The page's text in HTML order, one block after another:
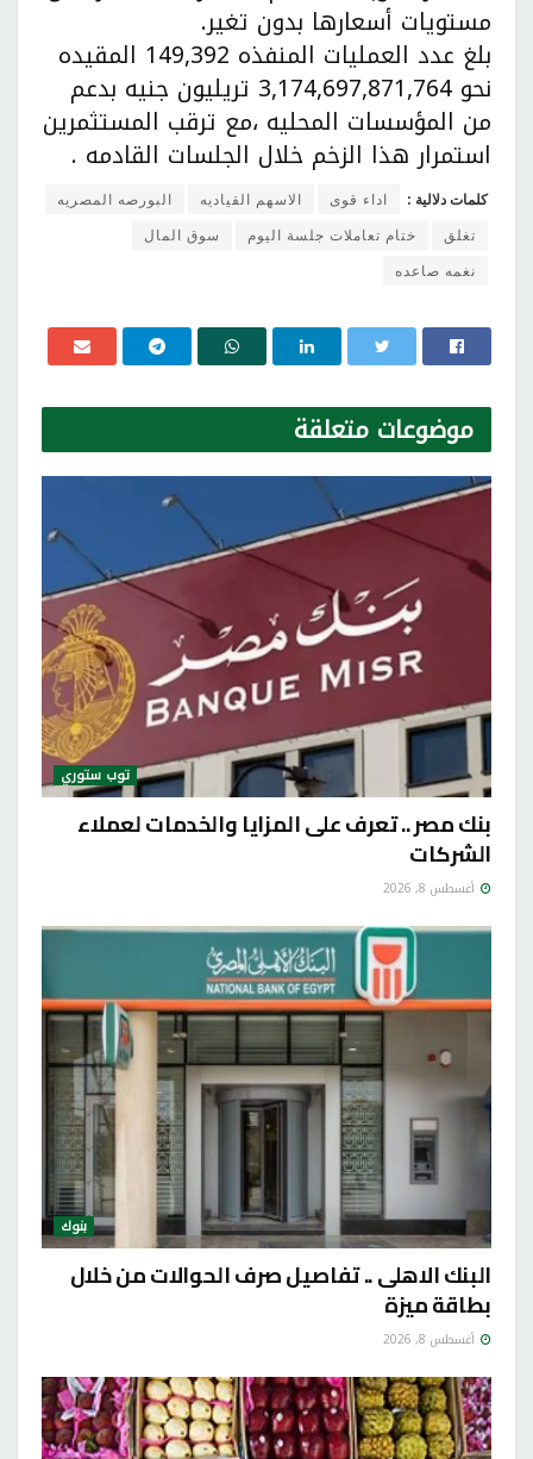
مستويات أسعارها بدون تغير.
بلغ عدد العمليات المنفذه 149,392 المقيده
نحو 3,174,697,871,764 تريليون جنيه بدعم
من المؤسسات المحليه ،مع ترقب المستثمرين
استمرار هذا الزخم خلال الجلسات القادمه .
كلمات دلالية : اداء قوى الاسهم القياديه
البورصه المصريه
تغلق
ختام تعاملات جلسة اليوم
سوق المال
نغمه صاعده
موضوعات متعلقة
توب ستوري
بنك مصر .. تعرف على المزايا والخدمات لعملاء
الشركات
أغسطس 8, 2026
بنوك
البنك الاهلى .. تفاصيل صرف الحوالات من خلال
بطاقة ميزة
أغسطس 8, 2026